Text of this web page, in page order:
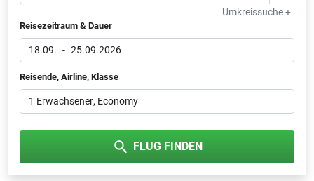
Umkreissuche +
Reisezeitraum & Dauer
18.09. - 25.09.2026
Reisende, Airline, Klasse
1 Erwachsener, Economy
FLUG FINDEN